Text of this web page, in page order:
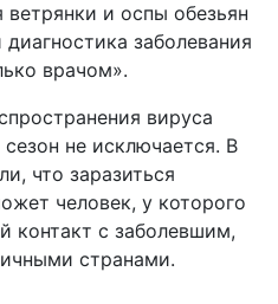
ветрянки и оспы обезьян
заболевания
врачом».
вируса
не исключается. В
что заразиться
человек, у которого
контакт с заболевшим,
странами.